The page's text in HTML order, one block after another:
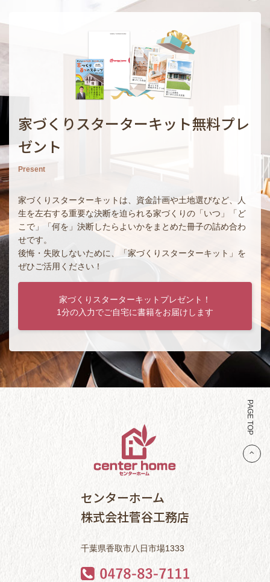
家づくりスターターキット無料プレ
ゼント
Present
家づくりスターターキットは、資金計画や土地選びなど、人
生を左右する重要な決断を迫られる家づくりの「いつ」「ど
こで」「何を」決断したらよいかをまとめた冊子の詰め合わ
せです。
後悔・失敗しないために、「家づくりスターターキット」を
ぜひご活用ください！
家づくりスターターキットプレゼント！
1分の入力でご自宅に書籍をお届けします
PAGE TOP
センターホーム
株式会社菅谷工務店
千葉県香取市八日市場1333